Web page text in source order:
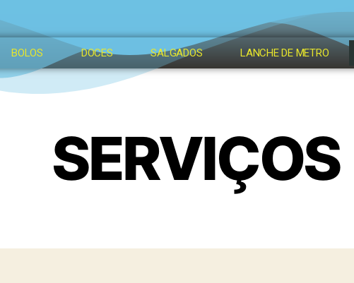
BOLOS DOCES SALGADOS LANCHE DE METRO
SERVIÇOS